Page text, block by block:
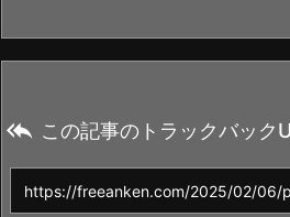
 この記事のトラックバック